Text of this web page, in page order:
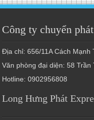
Công ty chuyển
Địa chỉ: 656/11A Cách Mạnh
Văn phòng đại diện: 58
Hotline: 0902956808
Long Hưng Phát